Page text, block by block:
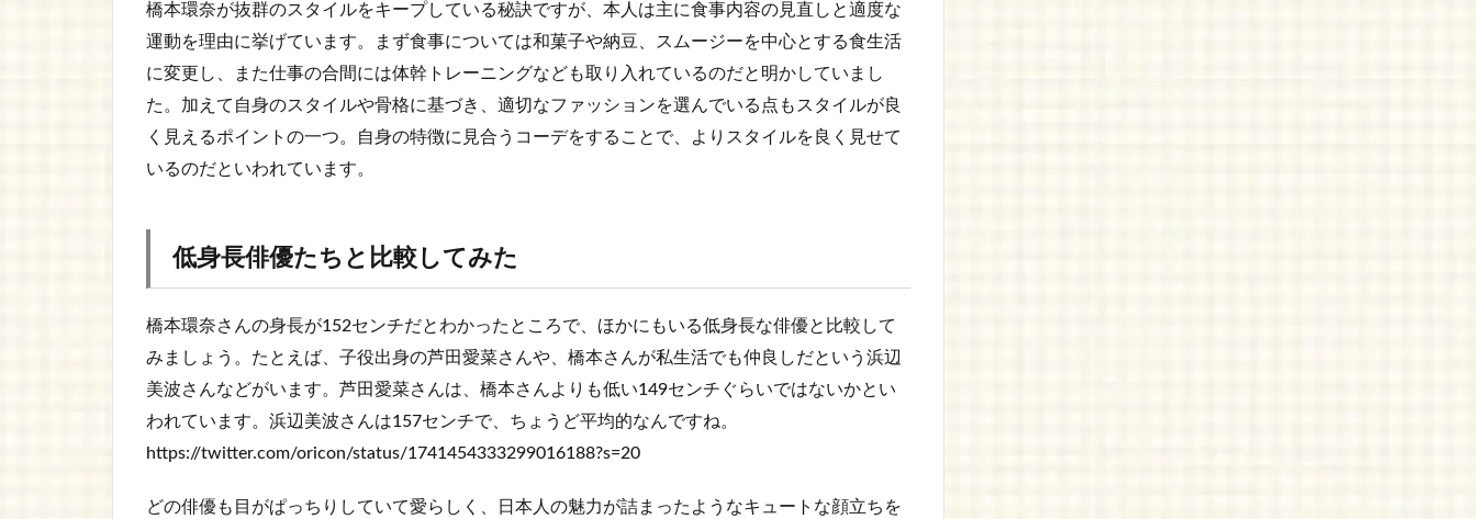
橋本環奈が抜群のスタイルをキープしている秘訣ですが、本人は主に食事内容の見直しと適度な
運動を理由に挙げています。まず食事については和菓子や納豆、スムージーを中心とする食生活
に変更し、また仕事の合間には体幹トレーニングなども取り入れているのだと明かしていまし
た。加えて自身のスタイルや骨格に基づき、適切なファッションを選んでいる点もスタイルが良
く見えるポイントの一つ。自身の特徴に見合うコーデをすることで、よりスタイルを良く見せて
いるのだといわれています。
低身長俳優たちと比較してみた
橋本環奈さんの身長が152センチだとわかったところで、ほかにもいる低身長な俳優と比較して
みましょう。たとえば、子役出身の芦田愛菜さんや、橋本さんが私生活でも仲良しだという浜辺
美波さんなどがいます。芦田愛菜さんは、橋本さんよりも低い149センチぐらいではないかとい
われています。浜辺美波さんは157センチで、ちょうど平均的なんですね。
https://twitter.com/oricon/status/1741454333299016188?s=20
どの俳優も目がぱっちりしていて愛らしく、日本人の魅力が詰まったようなキュートな顔立ちを